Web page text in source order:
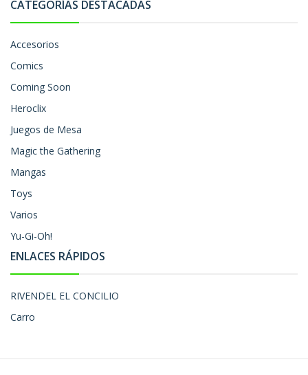
CATEGORÍAS DESTACADAS
Accesorios
Comics
Coming Soon
Heroclix
Juegos de Mesa
Magic the Gathering
Mangas
Toys
Varios
Yu-Gi-Oh!
ENLACES RÁPIDOS
RIVENDEL EL CONCILIO
Carro